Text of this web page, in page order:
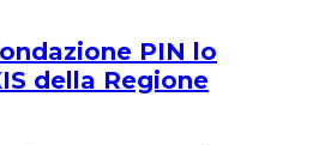
PIN lo
della Regione